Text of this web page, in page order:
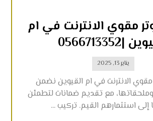
مقوي الانترنت في ام
|0566713352
يناير 13, 2025
مقوي الانترنت في ام القيوين نضمن
وملحقاتها، مع تقديم ضمانات لتطمئن
إلى استثمارهم القيم. تركيب ...